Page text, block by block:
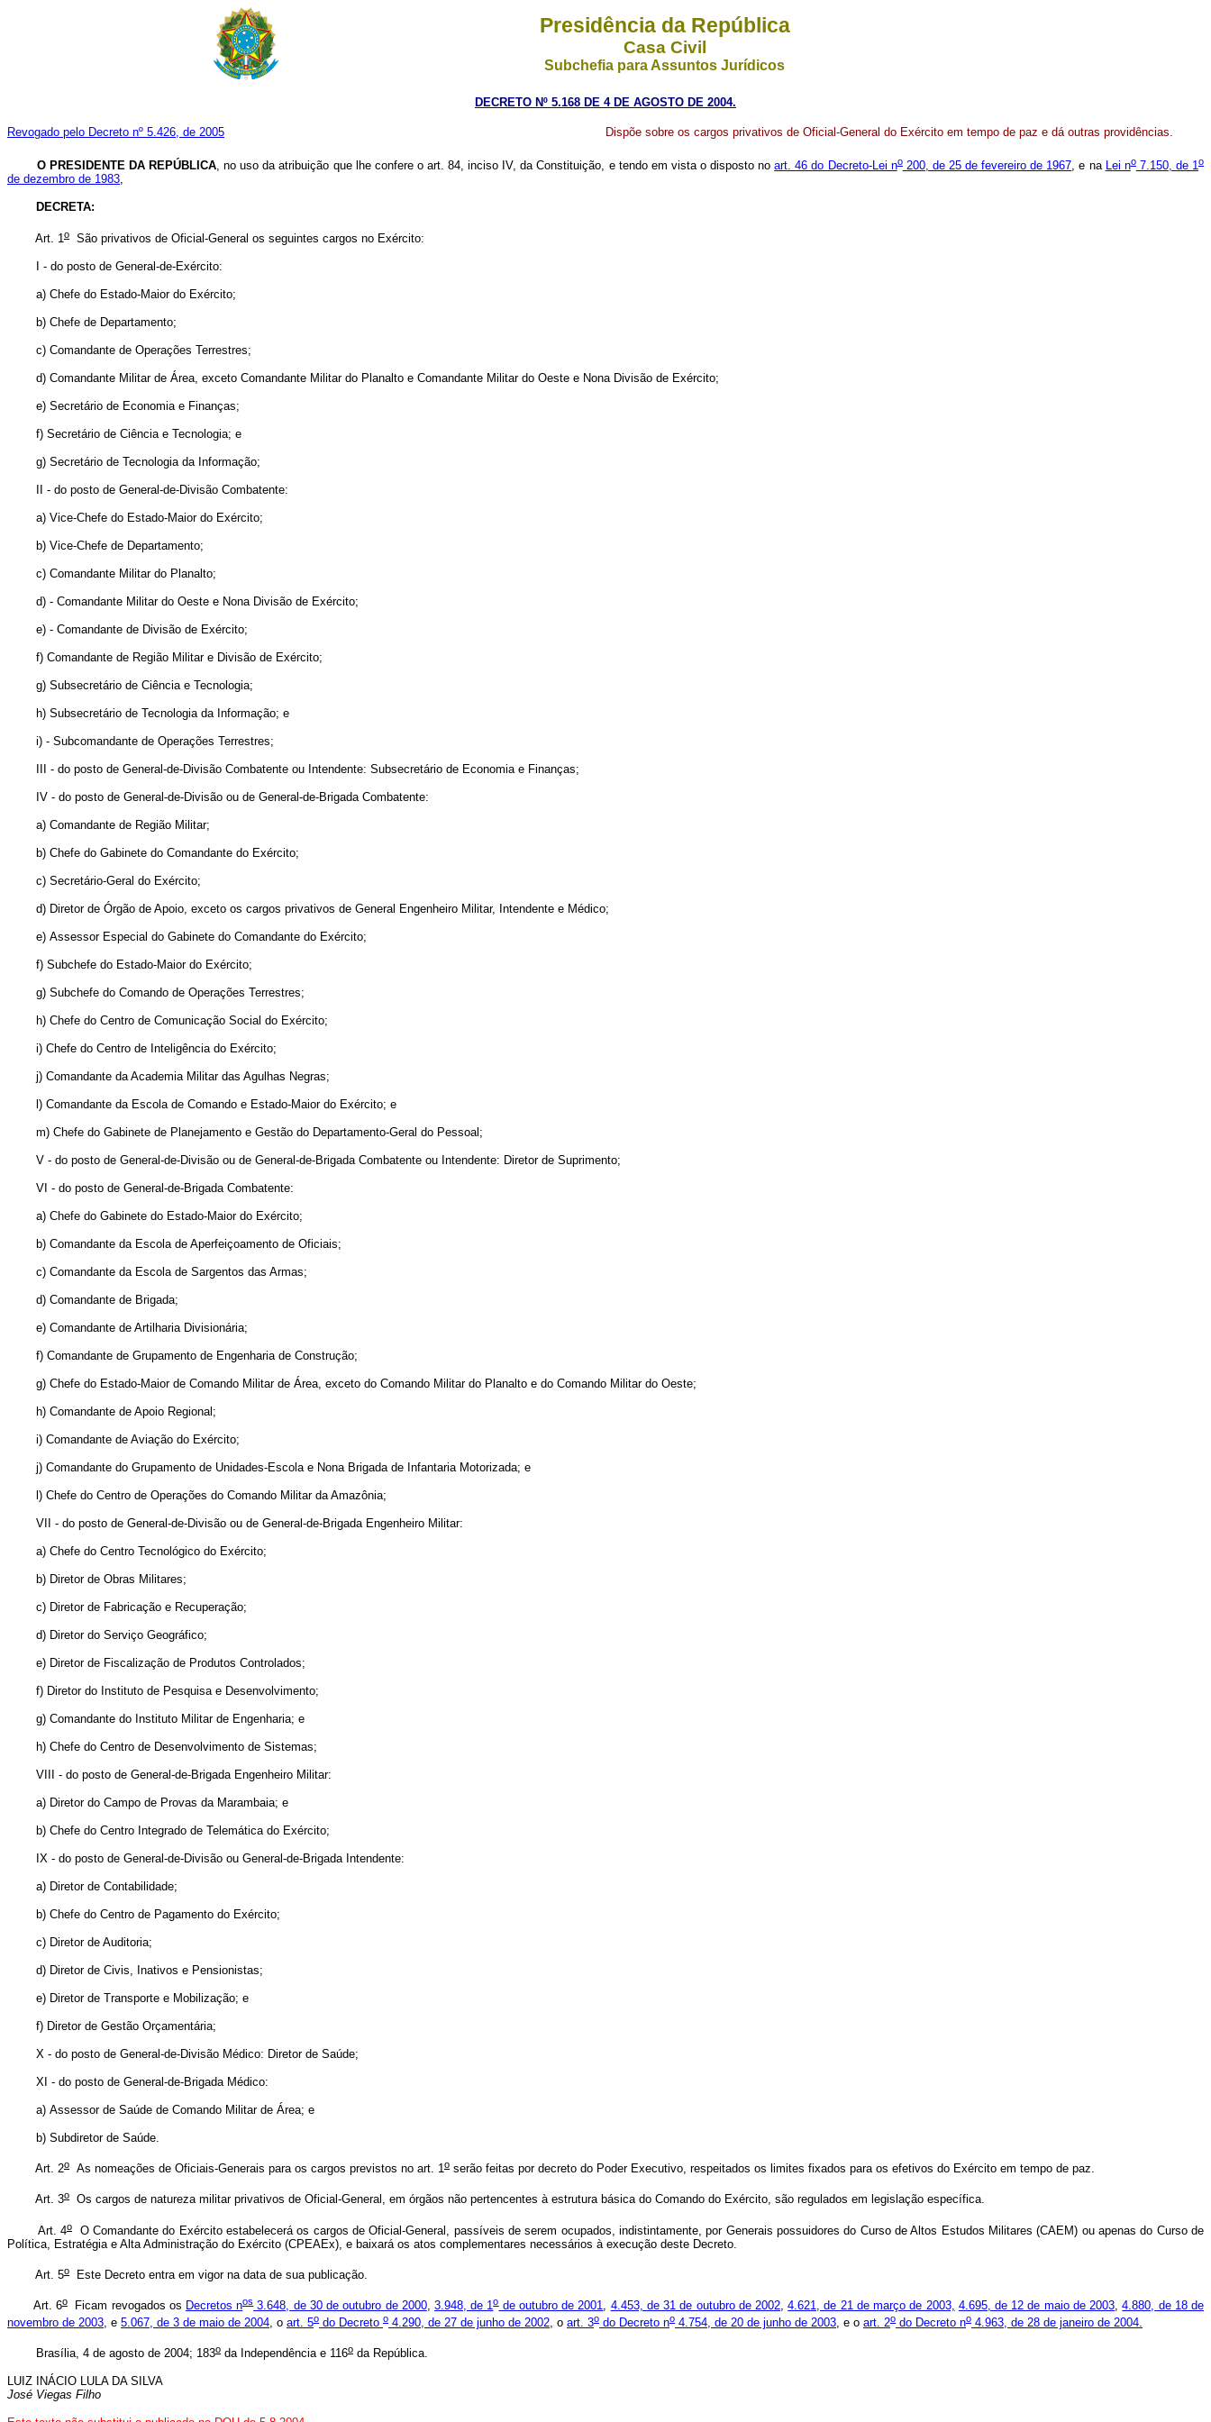
Presidência da República
Casa Civil
Subchefia para Assuntos Jurídicos
DECRETO Nº 5.168 DE 4 DE AGOSTO DE 2004.
Revogado pelo Decreto nº 5.426, de 2005 Dispõe sobre os cargos privativos de Oficial-General do Exército em tempo de paz e dá outras providências.
O PRESIDENTE DA REPÚBLICA, no uso da atribuição que lhe confere o art. 84, inciso IV, da Constituição, e tendo em vista o disposto noart. 46 do Decreto-Lei no200, de 25 de fevereiro de 1967, e na Lei no7.150, de 1o
de dezembro de 1983,
DECRETA:
Art. 1o São privativos de Oficial-General os seguintes cargos no Exército:
I - do posto de General-de-Exército:
a) Chefe do Estado-Maior do Exército;
b) Chefe de Departamento;
c) Comandante de Operações Terrestres;
d) Comandante Militar de Área, exceto Comandante Militar do Planalto e Comandante Militar do Oeste e Nona Divisão de Exército;
e) Secretário de Economia e Finanças;
f) Secretário de Ciência e Tecnologia; e
g) Secretário de Tecnologia da Informação;
II - do posto de General-de-Divisão Combatente:
a) Vice-Chefe do Estado-Maior do Exército;
b) Vice-Chefe de Departamento;
c) Comandante Militar do Planalto;
d) - Comandante Militar do Oeste e Nona Divisão de Exército;
e) - Comandante de Divisão de Exército;
f) Comandante de Região Militar e Divisão de Exército;
g) Subsecretário de Ciência e Tecnologia;
h) Subsecretário de Tecnologia da Informação; e
i) - Subcomandante de Operações Terrestres;
III - do posto de General-de-Divisão Combatente ou Intendente: Subsecretário de Economia e Finanças;
IV - do posto de General-de-Divisão ou de General-de-Brigada Combatente:
a) Comandante de Região Militar;
b) Chefe do Gabinete do Comandante do Exército;
c) Secretário-Geral do Exército;
d) Diretor de Órgão de Apoio, exceto os cargos privativos de General Engenheiro Militar, Intendente e Médico;
e) Assessor Especial do Gabinete do Comandante do Exército;
f) Subchefe do Estado-Maior do Exército;
g) Subchefe do Comando de Operações Terrestres;
h) Chefe do Centro de Comunicação Social do Exército;
i) Chefe do Centro de Inteligência do Exército;
j) Comandante da Academia Militar das Agulhas Negras;
l) Comandante da Escola de Comando e Estado-Maior do Exército; e
m) Chefe do Gabinete de Planejamento e Gestão do Departamento-Geral do Pessoal;
V - do posto de General-de-Divisão ou de General-de-Brigada Combatente ou Intendente: Diretor de Suprimento;
VI - do posto de General-de-Brigada Combatente:
a) Chefe do Gabinete do Estado-Maior do Exército;
b) Comandante da Escola de Aperfeiçoamento de Oficiais;
c) Comandante da Escola de Sargentos das Armas;
d) Comandante de Brigada;
e) Comandante de Artilharia Divisionária;
f) Comandante de Grupamento de Engenharia de Construção;
g) Chefe do Estado-Maior de Comando Militar de Área, exceto do Comando Militar do Planalto e do Comando Militar do Oeste;
h) Comandante de Apoio Regional;
i) Comandante de Aviação do Exército;
j) Comandante do Grupamento de Unidades-Escola e Nona Brigada de Infantaria Motorizada; e
l) Chefe do Centro de Operações do Comando Militar da Amazônia;
VII - do posto de General-de-Divisão ou de General-de-Brigada Engenheiro Militar:
a) Chefe do Centro Tecnológico do Exército;
b) Diretor de Obras Militares;
c) Diretor de Fabricação e Recuperação;
d) Diretor do Serviço Geográfico;
e) Diretor de Fiscalização de Produtos Controlados;
f) Diretor do Instituto de Pesquisa e Desenvolvimento;
g) Comandante do Instituto Militar de Engenharia; e
h) Chefe do Centro de Desenvolvimento de Sistemas;
VIII - do posto de General-de-Brigada Engenheiro Militar:
a) Diretor do Campo de Provas da Marambaia; e
b) Chefe do Centro Integrado de Telemática do Exército;
IX - do posto de General-de-Divisão ou General-de-Brigada Intendente:
a) Diretor de Contabilidade;
b) Chefe do Centro de Pagamento do Exército;
c) Diretor de Auditoria;
d) Diretor de Civis, Inativos e Pensionistas;
e) Diretor de Transporte e Mobilização; e
f) Diretor de Gestão Orçamentária;
X - do posto de General-de-Divisão Médico: Diretor de Saúde;
XI - do posto de General-de-Brigada Médico:
a) Assessor de Saúde de Comando Militar de Área; e
b) Subdiretor de Saúde.
Art. 2o As nomeações de Oficiais-Generais para os cargos previstos no art. 1 o serão feitas por decreto do Poder Executivo, respeitados os limites fixados para os efetivos do Exército em tempo de paz.
Art. 3o Os cargos de natureza militar privativos de Oficial-General, em órgãos não pertencentes à estrutura básica do Comando do Exército, são regulados em legislação específica.
Art. 4o
O Comandante do Exército estabelecerá os cargos de Oficial-General, passíveis de serem ocupados, indistintamente, por Generais possuidores do Curso de Altos Estudos Militares (CAEM) ou apenas do Curso de
Política, Estratégia e Alta Administração do Exército (CPEAEx), e baixará os atos complementares necessários à execução deste Decreto.
Art. 5o Este Decreto entra em vigor na data de sua publicação.
Art. 6oFicam revogados os Decretos nos3.648, de 30 de outubro de 2000,3.948, de 1ode outubro de 2001, 4.453, de 31 de outubro de 2002,4.621, de 21 de março de 2003, 4.695, de 12 de maio de 2003,4.880, de 18 de
novembro de 2003 , e 5.067, de 3 de maio de 2004 , o art. 5o do Decreto o 4.290, de 27 de junho de 2002 , o art. 3o do Decreto no 4.754, de 20 de junho de 2003 , e o art. 2o do Decreto no 4.963, de 28 de janeiro de 2004.
Brasília, 4 de agosto de 2004; 183o da Independência e 116o da República.
LUIZ INÁCIO LULA DA SILVA
José Viegas Filho